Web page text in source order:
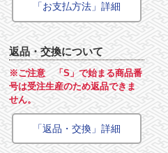
「お支払方法」詳細
返品・交換について
※ご注意 「S」で始まる商品番
号は受注生産のため返品できま
せん。
「返品・交換」詳細